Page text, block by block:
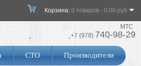
Корзина: 0 товаров - 0,00 руб
МТС
+7 (978) 740-98-29
СТО Производители